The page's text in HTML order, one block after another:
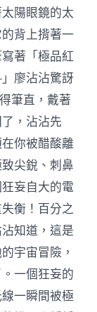
陽眼鏡的太
背上揹著一
著「極品紅
廖沾沾驚訝
筆直，戴著
，沾沾先
你被醋酸離
尖銳、刺鼻
妄自大的電
衡！百分之
知道，這是
宇宙冒險，
一個狂妄的
一瞬間被極